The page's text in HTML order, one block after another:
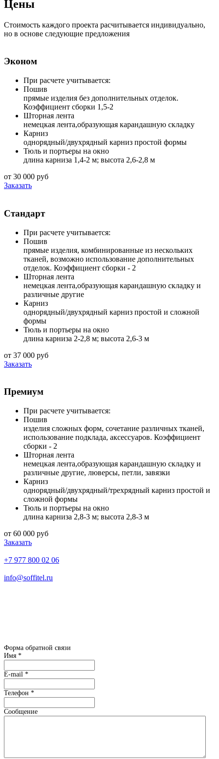
Цены
Стоимость каждого проекта расчитывается индивидуально,
но в основе следующие предложения
Эконом
При расчете учитывается:
Пошив
прямые изделия без дополнительных отделок.
Коэффициент сборки 1,5-2
Шторная лента
немецкая лента,образующая карандашную складку
Карниз
однорядный/двухрядный карниз простой формы
Тюль и портьеры на окно
длина карниза 1,4-2 м; высота 2,6-2,8 м
от 30 000 руб
Заказать
Стандарт
При расчете учитывается:
Пошив
прямые изделия, комбинированные из нескольких
тканей, возможно использование дополнительных
отделок. Коэффициент сборки - 2
Шторная лента
немецкая лента,образующая карандашную складку и
различные другие
Карниз
однорядный/двухрядный карниз простой и сложной
формы
Тюль и портьеры на окно
длина карниза 2-2,8 м; высота 2,6-3 м
от 37 000 руб
Заказать
Премиум
При расчете учитывается:
Пошив
изделия сложных форм, сочетание различных тканей,
использование подклада, аксессуаров. Коэффициент
сборки - 2
Шторная лента
немецкая лента,образующая карандашную складку и
различные другие, люверсы, петли, завязки
Карниз
однорядный/двухрядный/трехрядный карниз простой и
сложной формы
Тюль и портьеры на окно
длина карниза 2,8-3 м; высота 2,8-3 м
от 60 000 руб
Заказать
+7 977 800 02 06
info@soffitel.ru
Форма обратной связи
Имя *
E-mail *
Телефон *
Сообщение